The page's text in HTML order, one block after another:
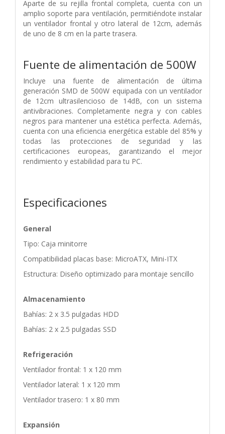
Aparte de su rejilla frontal completa, cuenta con un
amplio soporte para ventilación, permitiéndote instalar
un ventilador frontal y otro lateral de 12cm, además
de uno de 8 cm en la parte trasera.
Fuente de alimentación de 500W
Incluye una fuente de alimentación de última
generación SMD de 500W equipada con un ventilador
de 12cm ultrasilencioso de 14dB, con un sistema
antivibraciones. Completamente negra y con cables
negros para mantener una estética perfecta. Además,
cuenta con una eficiencia energética estable del 85% y
todas las protecciones de seguridad y las
certificaciones europeas, garantizando el mejor
rendimiento y estabilidad para tu PC.
Especificaciones
General
Tipo: Caja minitorre
Compatibilidad placas base: MicroATX, Mini-ITX
Estructura: Diseño optimizado para montaje sencillo
Almacenamiento
Bahías: 2 x 3.5 pulgadas HDD
Bahías: 2 x 2.5 pulgadas SSD
Refrigeración
Ventilador frontal: 1 x 120 mm
Ventilador lateral: 1 x 120 mm
Ventilador trasero: 1 x 80 mm
Expansión